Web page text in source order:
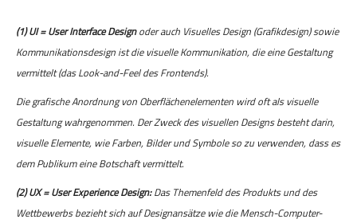
(1) UI = User Interface Designoder auch Visuelles Design (Grafikdesign) sowie
Kommunikationsdesign ist die visuelle Kommunikation, die eine Gestaltung
vermittelt (das Look-and-Feel des Frontends).
Die grafische Anordnung von Oberflächenelementen wird oft als visuelle
Gestaltung wahrgenommen. Der Zweck des visuellen Designs besteht darin,
visuelle Elemente, wie Farben, Bilder und Symbole so zu verwenden, dass es
dem Publikum eine Botschaft vermittelt.
(2) UX = User Experience Design:Das Themenfeld des Produkts und des
Wettbewerbs bezieht sich auf Designansätze wie die Mensch-Computer-